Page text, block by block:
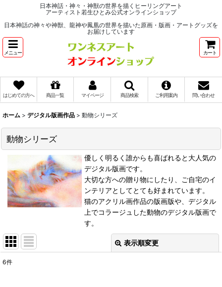
日本神話・神々・神獣の世界を描くヒーリングアート
アーティスト若生ひとみ公式オンラインショップ
日本神話の神々や神獣、龍神や鳳凰の世界を描いた原画・版画・アートグッズを
お届けしています
メニュー カート
はじめての方へ 商品一覧 マイページ 商品検索 ご利用案内 問い合わせ
ホーム > デジタル版画作品 > 動物シリーズ
動物シリーズ
優しく明るく誰からも喜ばれると大人気の
デジタル版画です。
大切な方への贈り物にしたり、ご自宅のイ
ンテリアとしてとても好まれています。
猫のアクリル画作品の版画版や、デジタル
上でコラージュした動物のデジタル版画で
す。
表示順変更
6件